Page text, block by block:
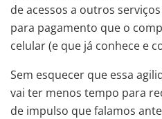
de acessos a outros
para pagamento que o
celular (e que já conhece e
Sem esquecer que essa
vai ter menos tempo para
de impulso que falamos